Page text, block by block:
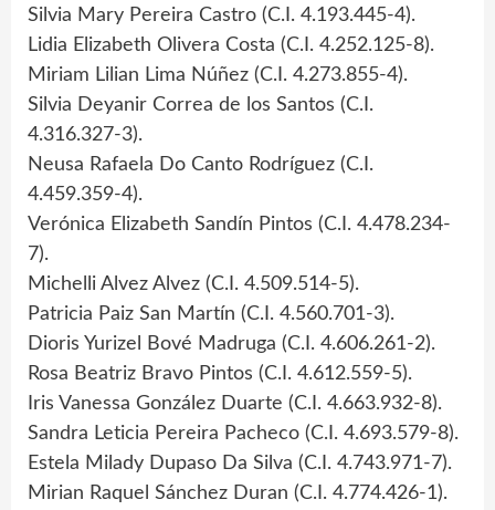
Silvia Mary Pereira Castro (C.I. 4.193.445-4).
Lidia Elizabeth Olivera Costa (C.I. 4.252.125-8).
Miriam Lilian Lima Núñez (C.I. 4.273.855-4).
Silvia Deyanir Correa de los Santos (C.I.
4.316.327-3).
Neusa Rafaela Do Canto Rodríguez (C.I.
4.459.359-4).
Verónica Elizabeth Sandín Pintos (C.I. 4.478.234-
7).
Michelli Alvez Alvez (C.I. 4.509.514-5).
Patricia Paiz San Martín (C.I. 4.560.701-3).
Dioris Yurizel Bové Madruga (C.I. 4.606.261-2).
Rosa Beatriz Bravo Pintos (C.I. 4.612.559-5).
Iris Vanessa González Duarte (C.I. 4.663.932-8).
Sandra Leticia Pereira Pacheco (C.I. 4.693.579-8).
Estela Milady Dupaso Da Silva (C.I. 4.743.971-7).
Mirian Raquel Sánchez Duran (C.I. 4.774.426-1).